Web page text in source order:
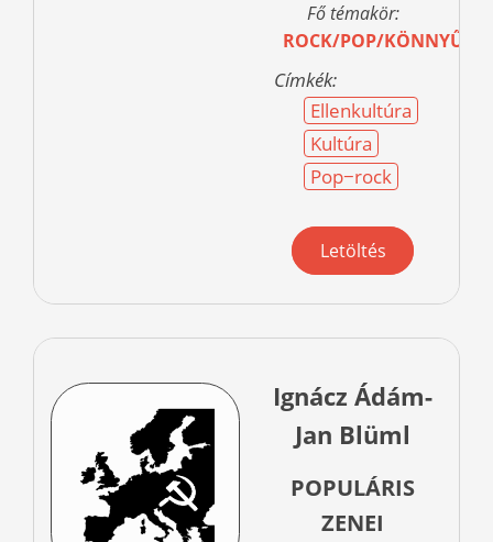
Fő témakör:
ROCK/POP/
Címkék:
Ellenkultúra
Kultúra
Pop−rock
Letöltés
Ignácz Ádám-
Jan Blüml
POPULÁRIS
ZENEI